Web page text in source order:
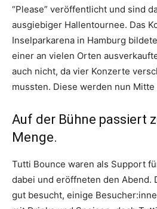
“Please” veröffentlicht und sind
ausgiebiger Hallentournee. Das
Inselparkarena in Hamburg
einer an vielen Orten
auch nicht, da vier Konzerte
mussten. Diese werden nun
Auf der Bühne passiert
Menge.
Tutti Bounce waren als Support
dabei und eröffneten den Abend.
gut besucht, einige